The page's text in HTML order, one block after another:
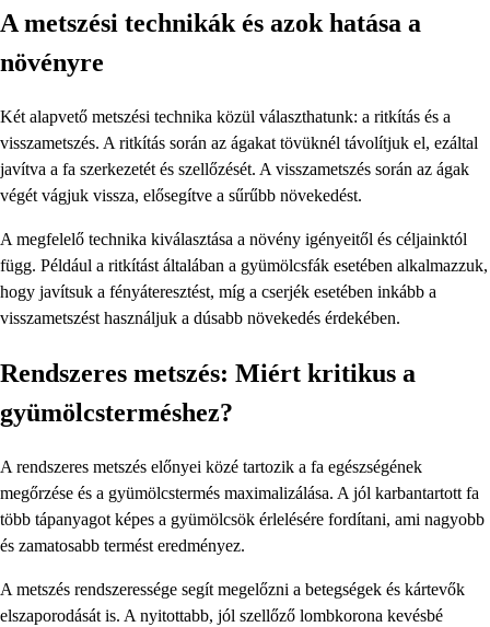
A metszési technikák és azok hatása a
növényre
Két alapvető metszési technika közül választhatunk: a ritkítás és a
visszametszés. A ritkítás során az ágakat tövüknél távolítjuk el, ezáltal
javítva a fa szerkezetét és szellőzését. A visszametszés során az ágak
végét vágjuk vissza, elősegítve a sűrűbb növekedést.
A megfelelő technika kiválasztása a növény igényeitől és céljainktól
függ. Például a ritkítást általában a gyümölcsfák esetében alkalmazzuk,
hogy javítsuk a fényáteresztést, míg a cserjék esetében inkább a
visszametszést használjuk a dúsabb növekedés érdekében.
Rendszeres metszés: Miért kritikus a
gyümölcsterméshez?
A rendszeres metszés előnyei közé tartozik a fa egészségének
megőrzése és a gyümölcstermés maximalizálása. A jól karbantartott fa
több tápanyagot képes a gyümölcsök érlelésére fordítani, ami nagyobb
és zamatosabb termést eredményez.
A metszés rendszeressége segít megelőzni a betegségek és kártevők
elszaporodását is. A nyitottabb, jól szellőző lombkorona kevésbé